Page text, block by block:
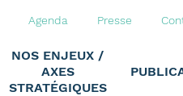
Agenda Presse
NOS ENJEUX /
AXES
STRATÉGIQUES